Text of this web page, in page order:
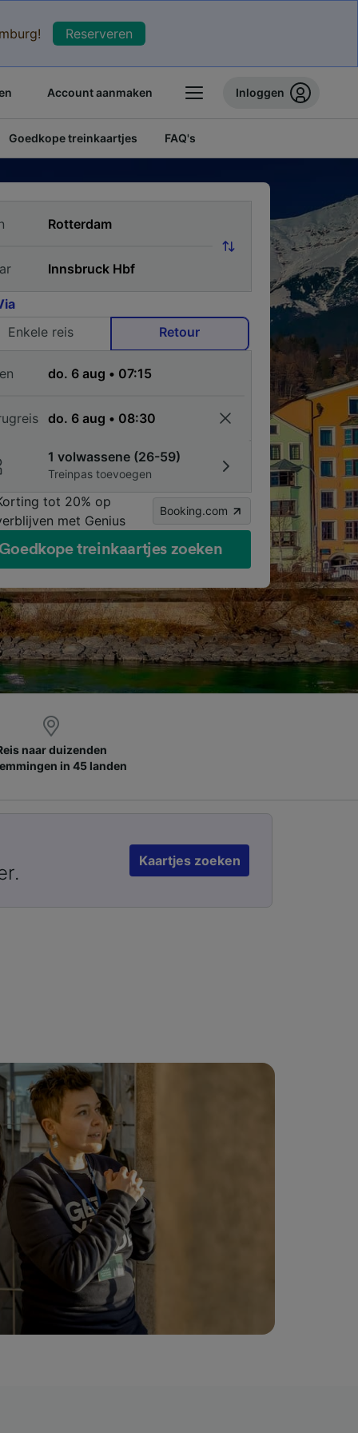
Reserveren
Account aanmaken Inloggen
Goedkope treinkaartjes FAQ's
Enkele reis
Retour
1 volwassene (26-59)
Treinpas toevoegen
tot 20% op
met Genius
Booking.com
Goedkope treinkaartjes zoeken
naar duizenden
in 45 landen
Kaartjes zoeken